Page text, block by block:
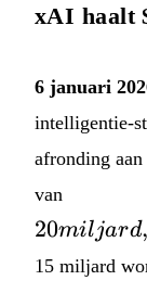
xAI haalt
6 januari
intelligentie-
afronding
van
doel
20miljard,
15 miljard